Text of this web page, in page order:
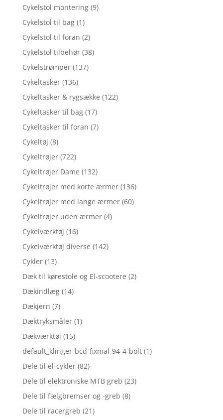
Cykelstol montering (9)
Cykelstol til bag (1)
Cykelstol til foran (2)
Cykelstol tilbehør (38)
Cykelstrømper (137)
Cykeltasker (136)
Cykeltasker & rygsække (122)
Cykeltasker til bag (17)
Cykeltasker til foran (7)
Cykeltøj (8)
Cykeltrøjer (722)
Cykeltrøjer Dame (132)
Cykeltrøjer med korte ærmer (136)
Cykeltrøjer med lange ærmer (60)
Cykeltrøjer uden ærmer (4)
Cykelværktøj (16)
Cykelværktøj diverse (142)
Cykler (13)
Dæk til kørestole og El-scootere (2)
Dækindlæg (14)
Dækjern (7)
Dæktryksmåler (1)
Dækværktøj (15)
default_klinger-bcd-fixmal-94-4-bolt (1)
Dele til el-cykler (82)
Dele til elektroniske MTB greb (23)
Dele til fælgbremser og -greb (8)
Dele til racergreb (21)